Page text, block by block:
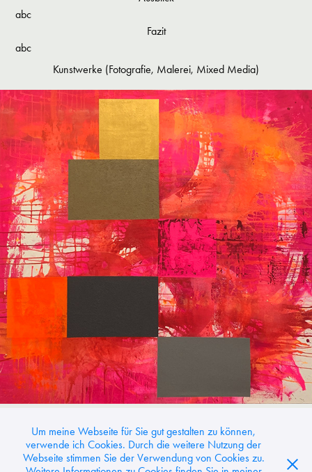
abc
Fazit
abc
Kunstwerke (Fotografie, Malerei, Mixed Media)
Leinwand, 140 x 140 x 2,5 cm
WebseiteAncient Pink
Um meine Webseite für Sie gut gestalten zu können,
verwende ich Cookies. Durch die weitere Nutzung der
Webseite stimmen Sie der Verwendung von Cookies zu.